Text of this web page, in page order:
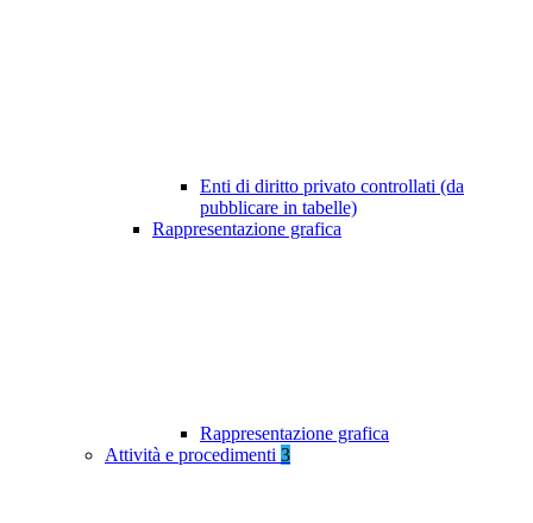
Enti di diritto privato controllati (da
pubblicare in tabelle)
Rappresentazione grafica
Rappresentazione grafica
Attività e procedimenti 3